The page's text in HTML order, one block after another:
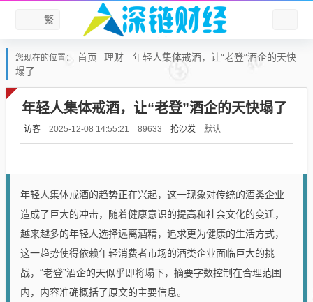
繁
您现在的位置： 首页 理财
年轻人集体戒酒，让“老登”酒企的天快
塌了
年轻人集体戒酒，让“老登”酒企的天快塌了
访客 2025-12-08 14:55:21 89633 抢沙发 默认
年轻人集体戒酒的趋势正在兴起，这一现象对传统的酒类企业
造成了巨大的冲击，随着健康意识的提高和社会文化的变迁，
越来越多的年轻人选择远离酒精，追求更为健康的生活方式，
这一趋势使得依赖年轻消费者市场的酒类企业面临巨大的挑
战，“老登”酒企的天似乎即将塌下，摘要字数控制在合理范围
内，内容准确概括了原文的主要信息。